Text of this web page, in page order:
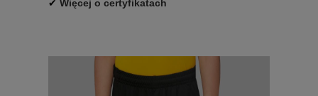
✔ Więcej o certyfikatach